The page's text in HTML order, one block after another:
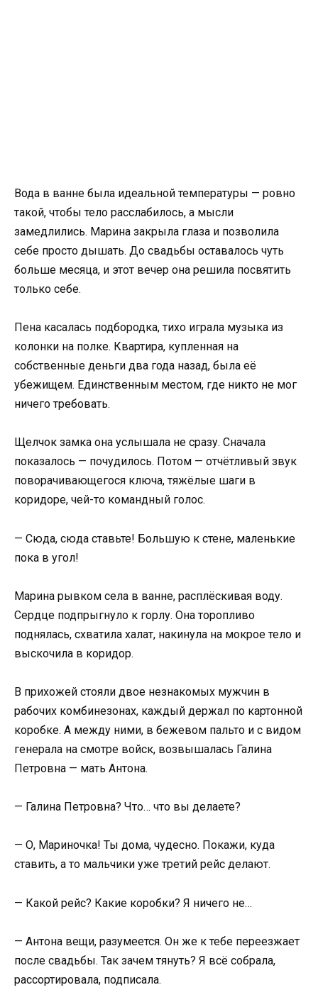
Вода в ванне была идеальной температуры — ровно
такой, чтобы тело расслабилось, а мысли
замедлились. Марина закрыла глаза и позволила
себе просто дышать. До свадьбы оставалось чуть
больше месяца, и этот вечер она решила посвятить
только себе.
Пена касалась подбородка, тихо играла музыка из
колонки на полке. Квартира, купленная на
собственные деньги два года назад, была её
убежищем. Единственным местом, где никто не мог
ничего требовать.
Щелчок замка она услышала не сразу. Сначала
показалось — почудилось. Потом — отчётливый звук
поворачивающегося ключа, тяжёлые шаги в
коридоре, чей-то командный голос.
— Сюда, сюда ставьте! Большую к стене, маленькие
пока в угол!
Марина рывком села в ванне, расплёскивая воду.
Сердце подпрыгнуло к горлу. Она торопливо
поднялась, схватила халат, накинула на мокрое тело и
выскочила в коридор.
В прихожей стояли двое незнакомых мужчин в
рабочих комбинезонах, каждый держал по картонной
коробке. А между ними, в бежевом пальто и с видом
генерала на смотре войск, возвышалась Галина
Петровна — мать Антона.
— Галина Петровна? Что… что вы делаете?
— О, Мариночка! Ты дома, чудесно. Покажи, куда
ставить, а то мальчики уже третий рейс делают.
— Какой рейс? Какие коробки? Я ничего не…
— Антона вещи, разумеется. Он же к тебе переезжает
после свадьбы. Так зачем тянуть? Я всё собрала,
рассортировала, подписала.